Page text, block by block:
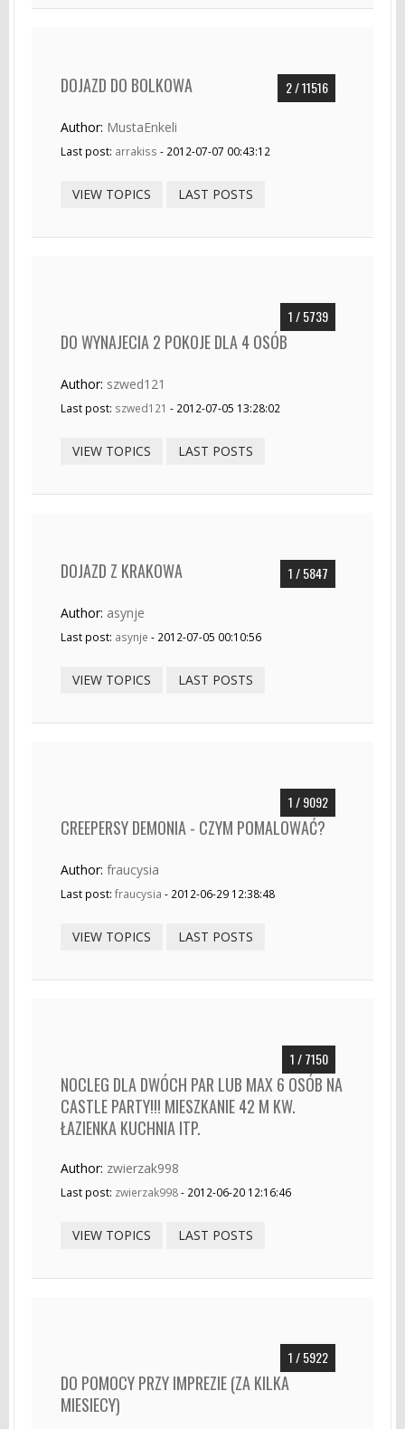
2 / 11516
DOJAZD DO BOLKOWA
Author: MustaEnkeli
Last post: arrakiss - 2012-07-07 00:43:12
VIEW TOPICS LAST POSTS
1 / 5739
DO WYNAJECIA 2 POKOJE DLA 4 OSÓB
Author: szwed121
Last post: szwed121 - 2012-07-05 13:28:02
VIEW TOPICS LAST POSTS
1 / 5847
DOJAZD Z KRAKOWA
Author: asynje
Last post: asynje - 2012-07-05 00:10:56
VIEW TOPICS LAST POSTS
1 / 9092
CREEPERSY DEMONIA - CZYM POMALOWAĆ?
Author: fraucysia
Last post: fraucysia - 2012-06-29 12:38:48
VIEW TOPICS LAST POSTS
1 / 7150
NOCLEG DLA DWÓCH PAR LUB MAX 6 OSÓB NA
CASTLE PARTY!!! MIESZKANIE 42 M KW.
ŁAZIENKA KUCHNIA ITP.
Author: zwierzak998
Last post: zwierzak998- 2012-06-20 12:16:46
VIEW TOPICS LAST POSTS
1 / 5922
DO POMOCY PRZY IMPREZIE (ZA KILKA
MIESIECY)